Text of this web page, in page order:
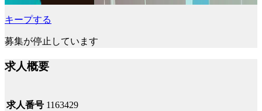
キープする
募集が停止しています
求人概要
求人番号 1163429